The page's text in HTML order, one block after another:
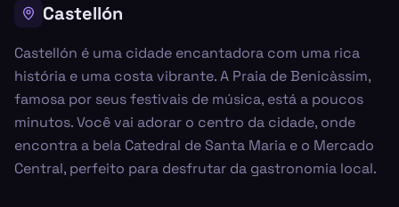
Castellón
Castellón é uma cidade encantadora com uma rica
história e uma costa vibrante. A Praia de Benicàssim,
famosa por seus festivais de música, está a poucos
minutos. Você vai adorar o centro da cidade, onde
encontra a bela Catedral de Santa Maria e o Mercado
Central, perfeito para desfrutar da gastronomia local.